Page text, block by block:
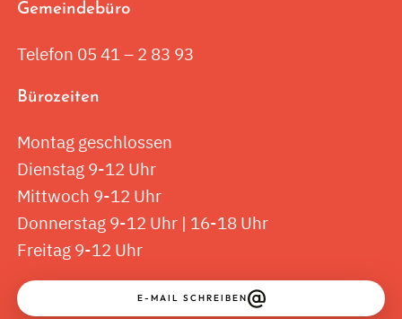
Gemeindebüro
Telefon 05 41 – 2 83 93
Bürozeiten
Montag geschlossen
Dienstag 9-12 Uhr
Mittwoch 9-12 Uhr
Donnerstag 9-12 Uhr | 16-18 Uhr
Freitag 9-12 Uhr
E-MAIL SCHREIBEN